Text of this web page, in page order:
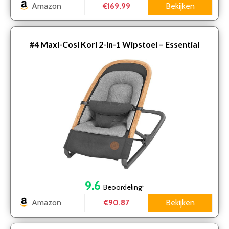
Amazon
€169.99 Bekijken
#4 Maxi-Cosi Kori 2-in-1 Wipstoel – Essential
Graphite
9.6 Beoordeling*
Amazon €90.87 Bekijken